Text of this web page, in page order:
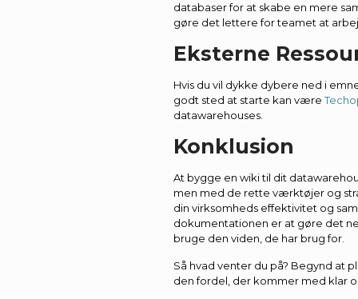
databaser for at skabe en mere
gøre det lettere for teamet at
Eksterne
Hvis du vil dykke dybere ned i
godt sted at starte kan være
datawarehouses.
Konklusion
At bygge en wiki til dit
men med de rette værktøjer og
din virksomheds effektivitet og
dokumentationen er at gøre det
bruge den viden, de har brug for.
Så hvad venter du på? Begynd at
den fordel, der kommer med klar